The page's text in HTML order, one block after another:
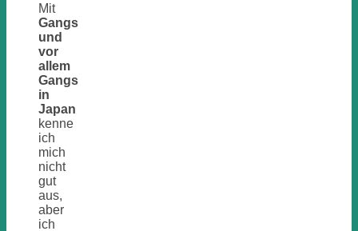
Mit
Gangs
und
vor
allem
Gangs
in
Japan
kenne
ich
mich
nicht
gut
aus,
aber
ich